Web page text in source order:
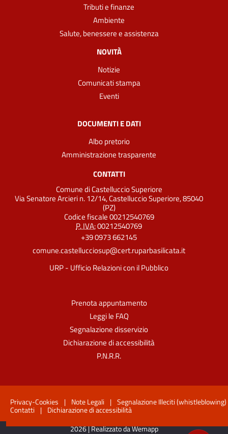
Tributi e finanze
Ambiente
Salute, benessere e assistenza
NOVITÀ
Notizie
Comunicati stampa
Eventi
DOCUMENTI E DATI
Albo pretorio
Amministrazione trasparente
CONTATTI
Comune di Castelluccio Superiore
Via Senatore Arcieri n. 12/14, Castelluccio Superiore, 85040
(PZ)
Codice fiscale 00212540769
P. IVA:00212540769
+39 0973 662145
comune.castellucciosup@cert.ruparbasilicata.it
URP - Ufficio Relazioni con il Pubblico
Prenota appuntamento
Leggi le FAQ
Segnalazione disservizio
Dichiarazione di accessibilità
P.N.R.R.
Privacy-Cookies | Note Legali | Segnalazione Illeciti (whistleblowing)
Contatti | Dichiarazione di accessibilità
2026 | Realizzato da Wemapp